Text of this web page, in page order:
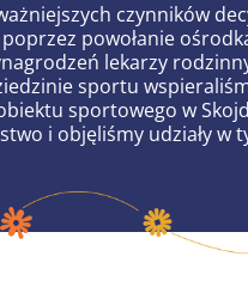
czynników
powołanie
lekarzy
sportu
sportowego w
i objęliśmy udziały w